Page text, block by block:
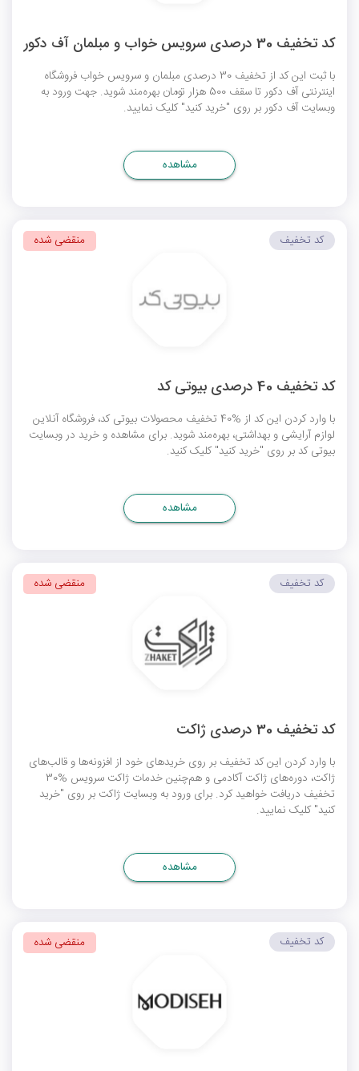
کد تخفیف 30 درصدی سرویس خواب و مبلمان آف دکور
با ثبت این کد از تخفیف 30 درصدی مبلمان و سرویس خواب فروشگاه
اینترنتی آف دکور تا سقف 500 هزار تومان بهره‌مند شوید. جهت ورود به
وبسایت آف دکور بر روی "خرید کنید" کلیک نمایید.
مشاهده
کد تخفیف 40 درصدی بیوتی کد
با وارد کردن این کد از %40 تخفیف محصولات بیوتی کد، فروشگاه آنلاین
لوازم آرایشی و بهداشتی، بهره‌مند شوید. برای مشاهده و خرید در وبسایت
بیوتی کد بر روی "خرید کنید" کلیک کنید.
کد تخفیف منقضی شده
مشاهده
کد تخفیف 30 درصدی ژاکت
با وارد کردن این کد تخفیف بر روی خریدهای خود از افزونه‌ها و قالب‌های
ژاکت، دوره‌های ژاکت آکادمی و هم‌چنین خدمات ژاکت سرویس %30
تخفیف دریافت خواهید کرد. برای ورود به وبسایت ژاکت بر روی "خرید
کنید" کلیک نمایید.
کد تخفیف منقضی شده
مشاهده
کد تخفیف منقضی شده